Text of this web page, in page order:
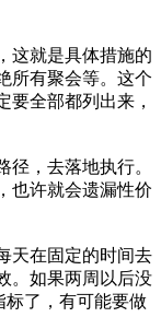
这就是具体措施的
所有聚会等。这个
要全部都列出来，
，去落地执行。
也许就会遗漏性价
天在固定的时间去
。如果两周以后没
标了，有可能要做